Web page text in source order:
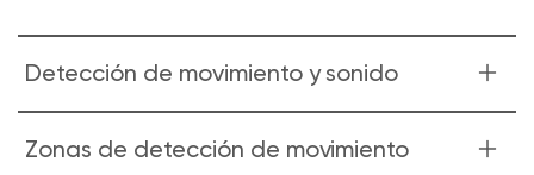
Detección de movimiento y sonido
Observa y escucha el movimiento y el sonido. Wyze Cam
v4 envía una alerta a tu teléfono y comienza a grabar
Zonas de detección de movimiento